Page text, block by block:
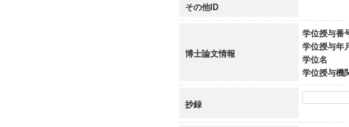
その他ID
博士論文情報
学位授与番
学位授与年
学位名
学位授与機
抄録